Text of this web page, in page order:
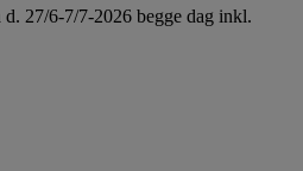
27/6-7/7-2026 begge dag inkl.